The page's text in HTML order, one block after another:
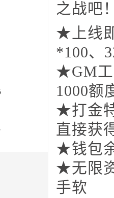
之战吧
★上线
*100、
★GM工
1000额
★打金
直接获
★钱包
★无限
手软